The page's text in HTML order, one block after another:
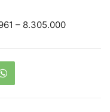
– 8.305.000